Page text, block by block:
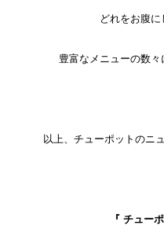
どれをお腹
豊富なメニューの数々
以上、チューポットのニ
『 チュー